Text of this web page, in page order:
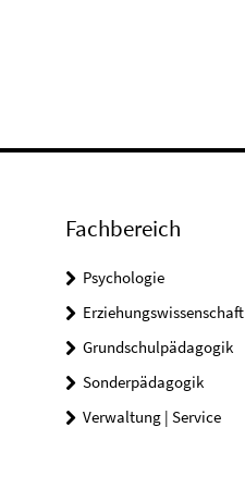
Fachbereich
Psychologie
Erziehungswissenschaft
Grundschulpädagogik
Sonderpädagogik
Verwaltung | Service